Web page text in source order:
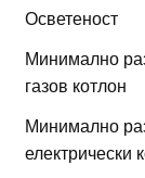
Осветеност
Минимално
газов котлон
Минимално
електрически